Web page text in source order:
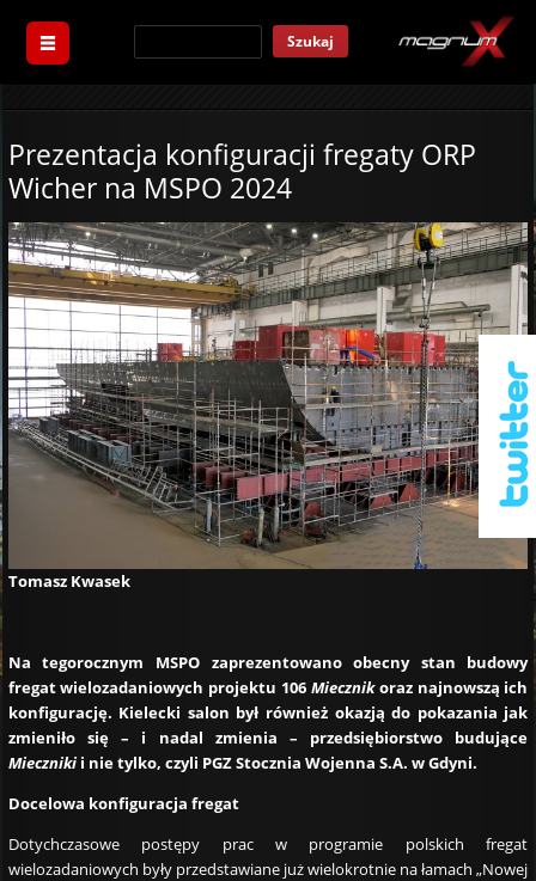
Szukaj
Prezentacja konfiguracji fregaty ORP
Wicher na MSPO 2024
Tomasz Kwasek
Na tegorocznym MSPO zaprezentowano obecny stan budowy
fregat wielozadaniowych projektu 106 Miecznikoraz najnowszą ich
konfigurację. Kielecki salon był również okazją do pokazania jak
zmieniło się – i nadal zmienia – przedsiębiorstwo budujące
Mieczniki i nie tylko, czyli PGZ Stocznia Wojenna S.A. w Gdyni.
Docelowa konfiguracja fregat
Dotychczasowe postępy prac w programie polskich fregat
wielozadaniowych były przedstawiane już wielokrotnie na łamach „Nowej